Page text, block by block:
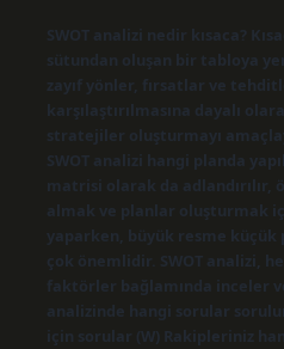
SWOT analizi nedir kısaca?
sütundan oluşan bir tabloya
zayıf yönler, fırsatlar ve
karşılaştırılmasına dayalı
stratejiler oluşturmayı
SWOT analizi hangi planda
matrisi olarak da
almak ve planlar oluşturmak
yaparken, büyük resme
çok önemlidir. SWOT analizi,
faktörler bağlamında inceler
analizinde hangi sorular
için sorular (W) Rakipleriniz